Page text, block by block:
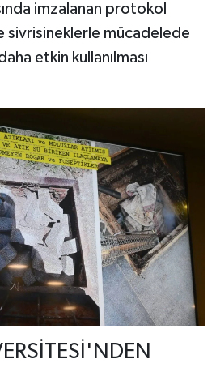
imzalanan protokol
sivrisineklerle mücadelede
etkin kullanılması